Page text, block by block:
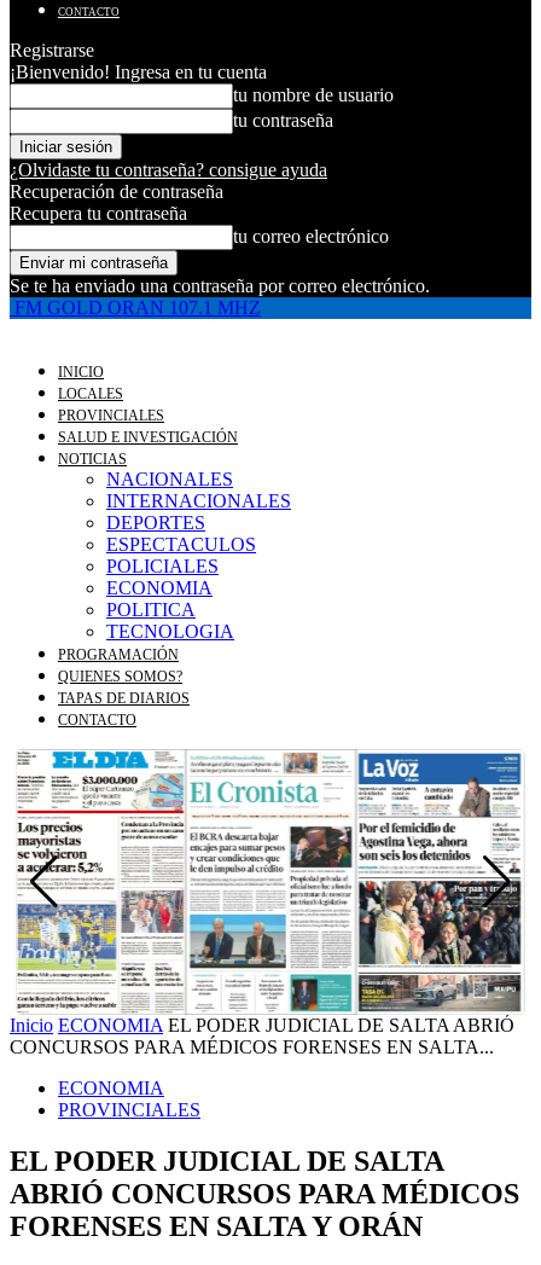
CONTACTO
Registrarse
¡Bienvenido! Ingresa en tu cuenta
tu nombre de usuario
tu contraseña
¿Olvidaste tu contraseña? consigue ayuda
Recuperación de contraseña
Recupera tu contraseña
tu correo electrónico
Se te ha enviado una contraseña por correo electrónico.
FM GOLD ORAN 107.1 MHZ
INICIO
LOCALES
PROVINCIALES
SALUD E INVESTIGACIÓN
NOTICIAS
NACIONALES
INTERNACIONALES
DEPORTES
ESPECTACULOS
POLICIALES
ECONOMIA
POLITICA
TECNOLOGIA
PROGRAMACIÓN
QUIENES SOMOS?
TAPAS DE DIARIOS
CONTACTO
Inicio ECONOMIA EL PODER JUDICIAL DE SALTA ABRIÓ
CONCURSOS PARA MÉDICOS FORENSES EN SALTA...
ECONOMIA
PROVINCIALES
EL PODER JUDICIAL DE SALTA
ABRIÓ CONCURSOS PARA MÉDICOS
FORENSES EN SALTA Y ORÁN